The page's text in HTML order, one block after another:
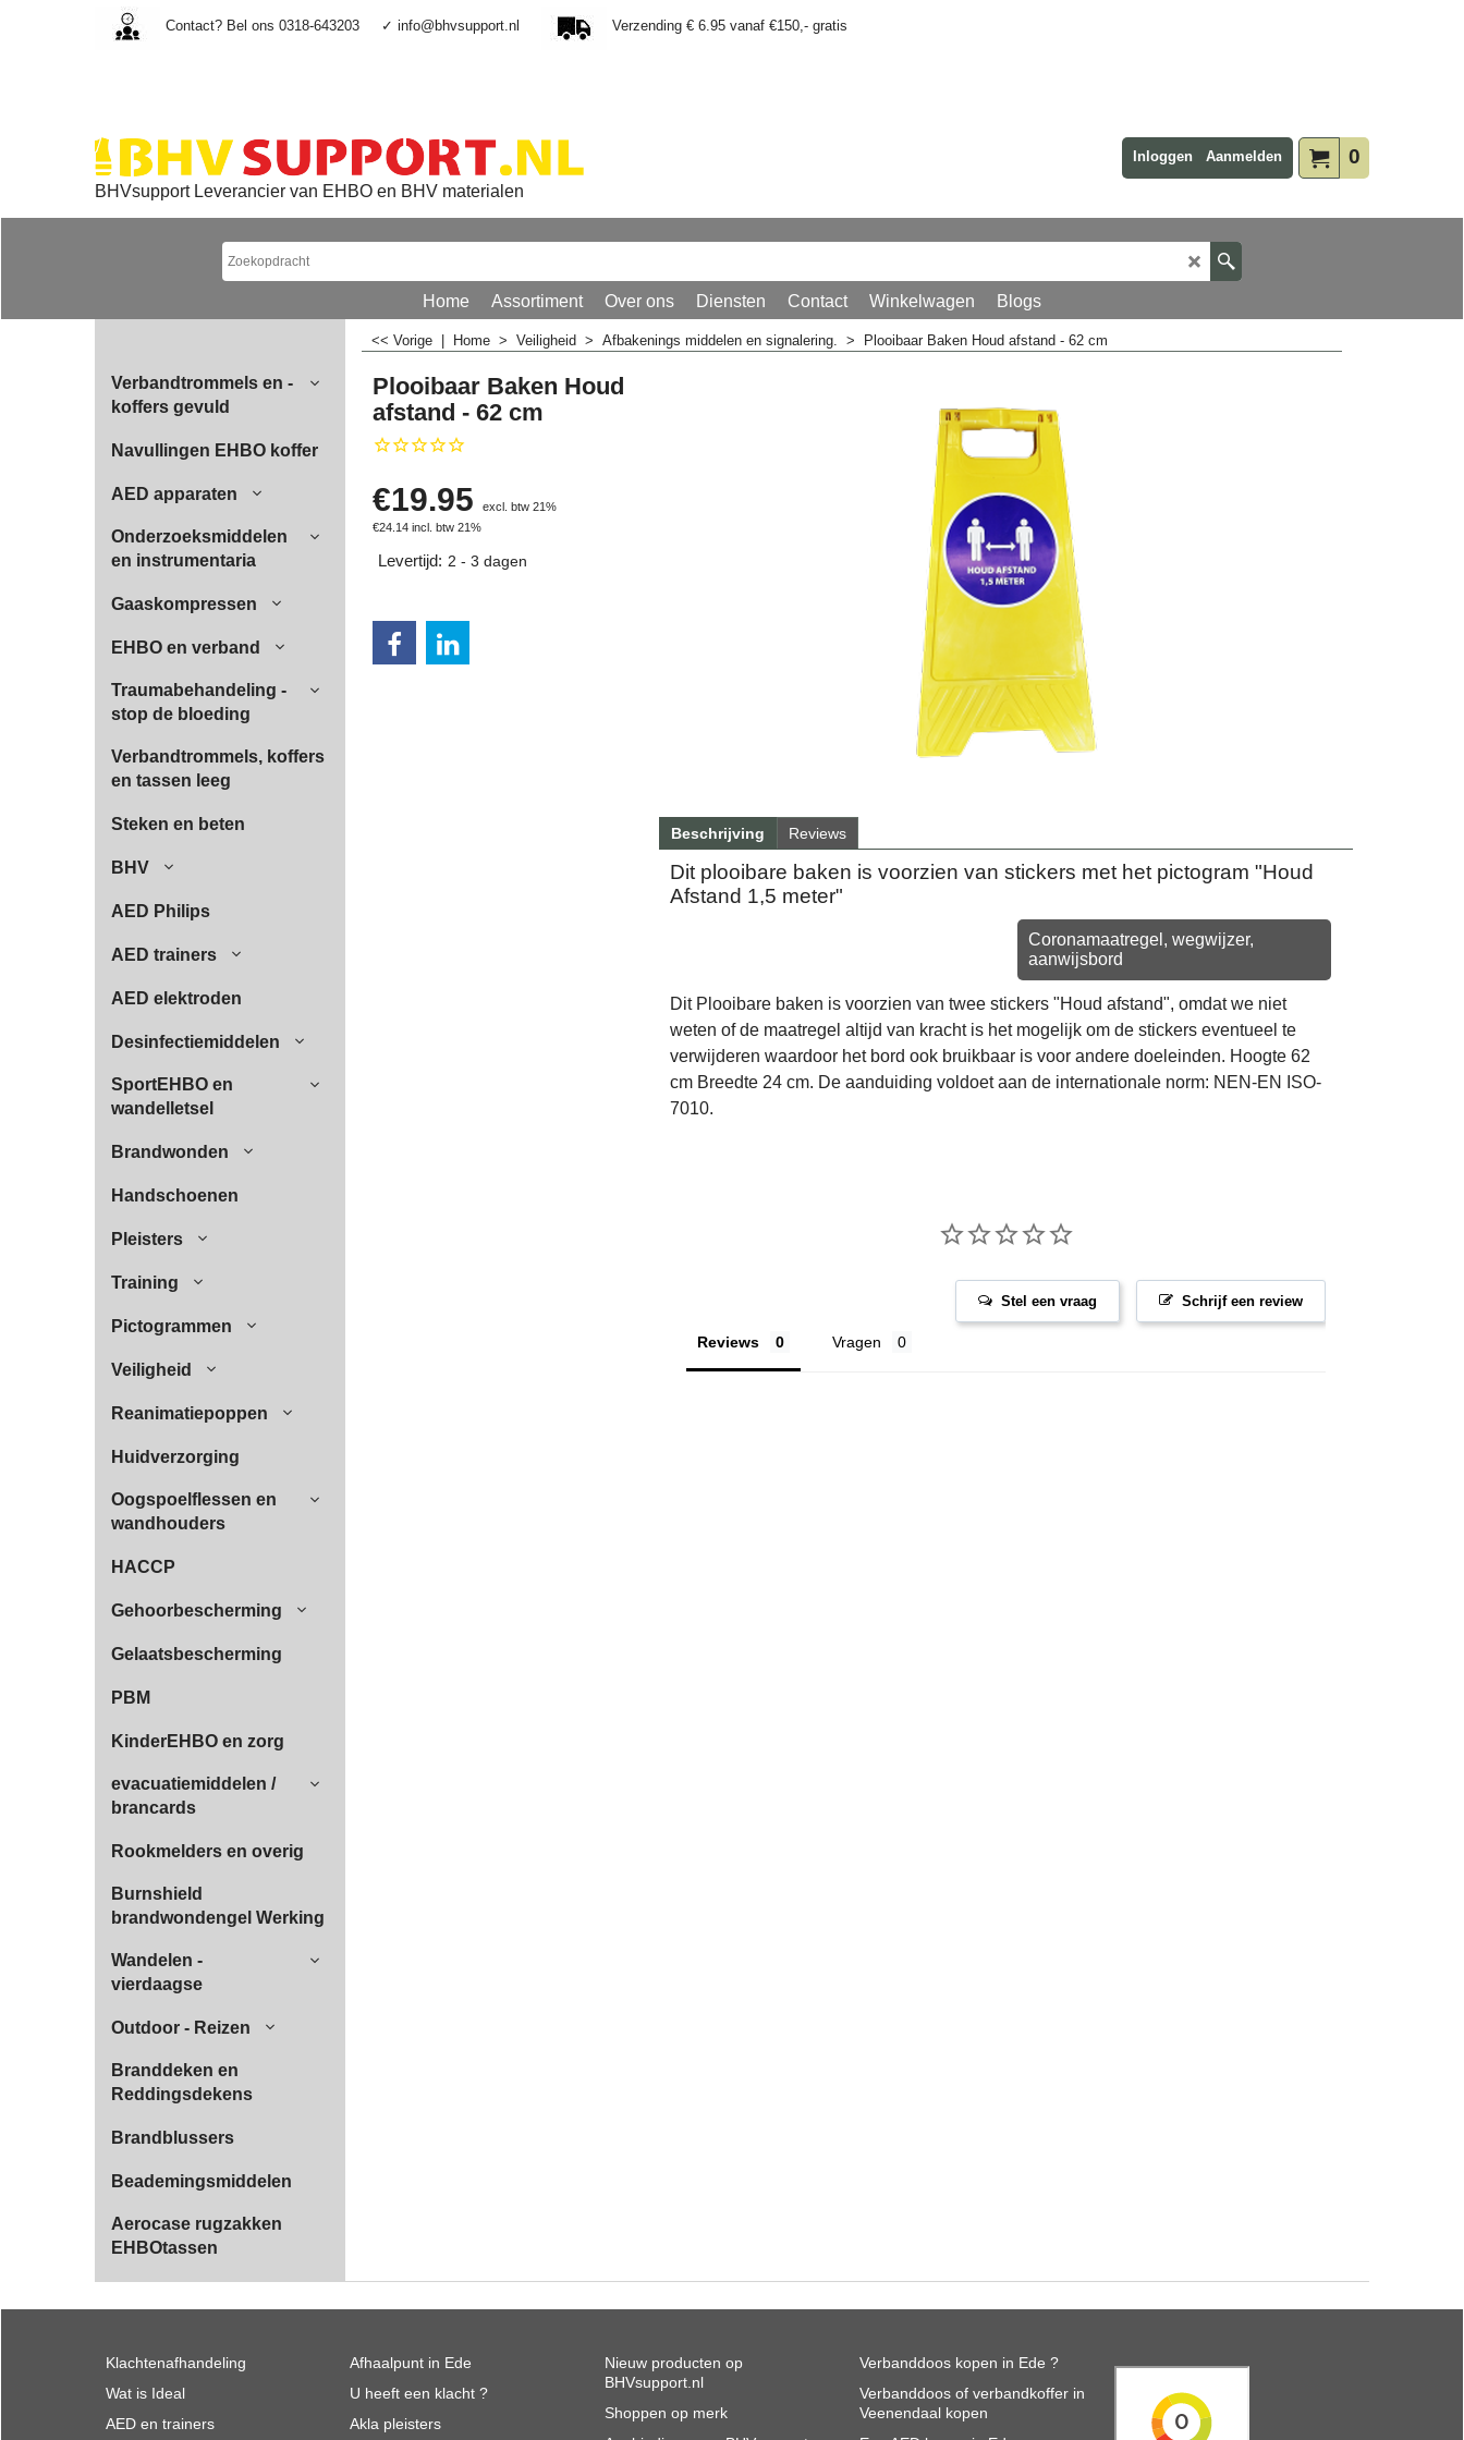
Contact? Bel ons 0318-643203 ✓ info@bhvsupport.nl Verzending € 6.95 vanaf €150,- gratis
0
Inloggen Aanmelden
BHVsupport Leverancier van EHBO en BHV materialen
Home Assortiment Over ons Diensten Contact Winkelwagen Blogs
Verbandtrommels en -
koffers gevuld
Navullingen EHBO koffer
AED apparaten
Onderzoeksmiddelen
en instrumentaria
Gaaskompressen
EHBO en verband
Traumabehandeling -
stop de bloeding
Verbandtrommels, koffers
en tassen leeg
Steken en beten
BHV
AED Philips
AED trainers
AED elektroden
Desinfectiemiddelen
SportEHBO en
wandelletsel
Brandwonden
Handschoenen
Pleisters
Training
Pictogrammen
Veiligheid
Reanimatiepoppen
Huidverzorging
Oogspoelflessen en
wandhouders
HACCP
Gehoorbescherming
Gelaatsbescherming
PBM
KinderEHBO en zorg
evacuatiemiddelen /
brancards
Rookmelders en overig
Burnshield
brandwondengel Werking
Wandelen -
vierdaagse
Outdoor - Reizen
Branddeken en
Reddingsdekens
Brandblussers
Beademingsmiddelen
Aerocase rugzakken
EHBOtassen
<< Vorige Home > Veiligheid > Afbakenings middelen en signalering. > Plooibaar Baken Houd afstand - 62 cm
Plooibaar Baken Houd
afstand - 62 cm
€19.95
excl. btw 21%
€24.14 incl. btw 21%
Levertijd: 2 - 3 dagen
Beschrijving Reviews
Dit plooibare baken is voorzien van stickers met het pictogram "Houd
Afstand 1,5 meter"
Coronamaatregel, wegwijzer,
aanwijsbord
Dit Plooibare baken is voorzien van twee stickers "Houd afstand", omdat we niet
weten of de maatregel altijd van kracht is het mogelijk om de stickers eventueel te
verwijderen waardoor het bord ook bruikbaar is voor andere doeleinden. Hoogte 62
cm Breedte 24 cm. De aanduiding voldoet aan de internationale norm: NEN-EN ISO-
7010.
Schrijf een review
Stel een vraag
Reviews Vragen
Klachtenafhandeling
Wat is Ideal
AED en trainers
Afhaalpunt in Ede
U heeft een klacht ?
Akla pleisters
Nieuw producten op
BHVsupport.nl
Shoppen op merk
Verbanddoos kopen in Ede ?
Verbanddoos of verbandkoffer in
Veenendaal kopen